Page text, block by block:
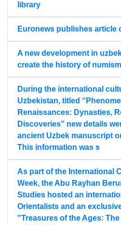
library
Euronews publishes article
A new development in
create the history of
During the international
Uzbekistan, titled
Renaissances: Dynasties,
Discoveries” new details
ancient Uzbek manuscript
This information was s
As part of the International
Week, the Abu Rayhan
Studies hosted an
Orientalists and an
"Treasures of the Ages: